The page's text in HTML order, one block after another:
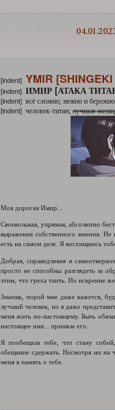
[indent] YMIR
[indent] ИМИР [АТАКА
[indent] всё сложно; нежно и
[indent] человек-титан; лучшая
Моя дорогая Имир...
Своевольная, упрямая, абсолютно
выражения собственного мнения.
есть на самом деле. Я восхищаюсь
Добрая, справедливая и
просто не способны разглядеть за
этим, что греха таить. Но искренне
Знаешь, порой мне даже кажется,
лучший человек, но я даже
меня жить по-настоящему. Быть
настоящее имя... приняла его.
Я пообещала тебе, что стану
обещание сдержать. Несмотря ни на
меня в память о тебе.